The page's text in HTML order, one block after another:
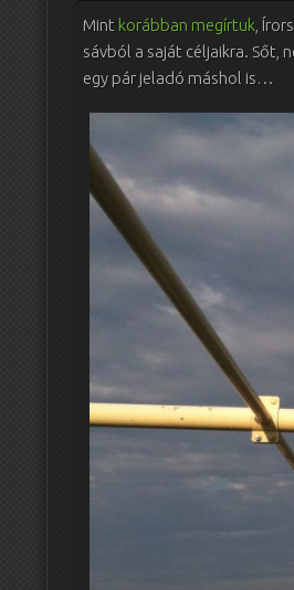
Mint korábban megírtuk,
sávból a saját céljaikra. Sőt,
egy pár jeladó máshol is…